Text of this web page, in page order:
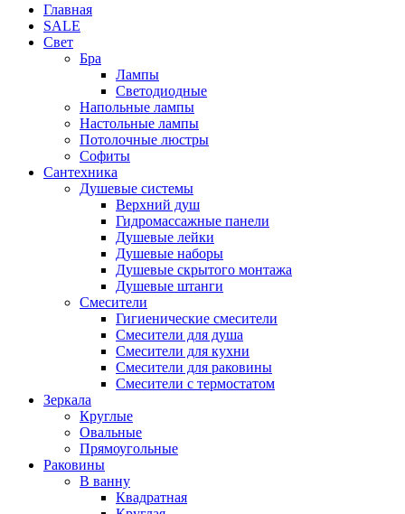
Главная
SALE
Свет
Бра
Лампы
Светодиодные
Напольные лампы
Настольные лампы
Потолочные люстры
Софиты
Сантехника
Душевые системы
Верхний душ
Гидромассажные панели
Душевые лейки
Душевые наборы
Душевые скрытого монтажа
Душевые штанги
Смесители
Гигиенические смесители
Смесители для душа
Смесители для кухни
Смесители для раковины
Смесители с термостатом
Зеркала
Круглые
Овальные
Прямоугольные
Раковины
В ванну
Квадратная